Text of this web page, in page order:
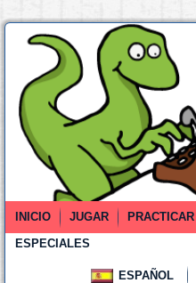
INICIO JUGAR PRACTICAR
ESPECIALES
ESPAÑOL